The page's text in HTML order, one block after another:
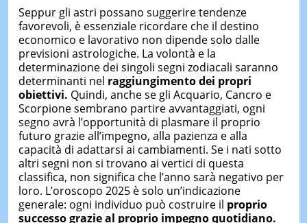
Seppur gli astri possano suggerire tendenze
favorevoli, è essenziale ricordare che il destino
economico e lavorativo non dipende solo dalle
previsioni astrologiche. La volontà e la
determinazione dei singoli segni zodiacali saranno
determinanti nel raggiungimento dei propri
obiettivi. Quindi, anche se gli Acquario, Cancro e
Scorpione sembrano partire avvantaggiati, ogni
segno avrà l’opportunità di plasmare il proprio
futuro grazie all’impegno, alla pazienza e alla
capacità di adattarsi ai cambiamenti. Se i nati sotto
altri segni non si trovano ai vertici di questa
classifica, non significa che l’anno sarà negativo per
loro. L’oroscopo 2025 è solo un’indicazione
generale: ogni individuo può costruire il proprio
successo grazie al proprio impegno quotidiano.